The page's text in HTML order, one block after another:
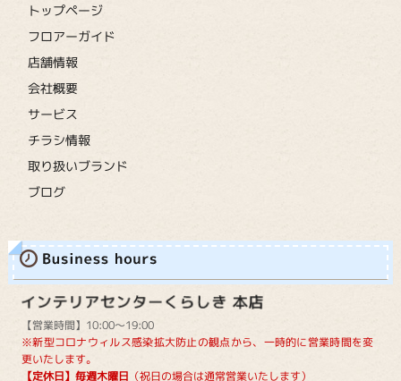
トップページ
フロアーガイド
店舗情報
会社概要
サービス
チラシ情報
取り扱いブランド
ブログ
【営業時間】10:00～19:00
※新型コロナウィルス感染拡大防止の観点から、一時的に営業時間を変
更いたします。
【定休日】毎週木曜日 （祝日の場合は通常営業いたします）